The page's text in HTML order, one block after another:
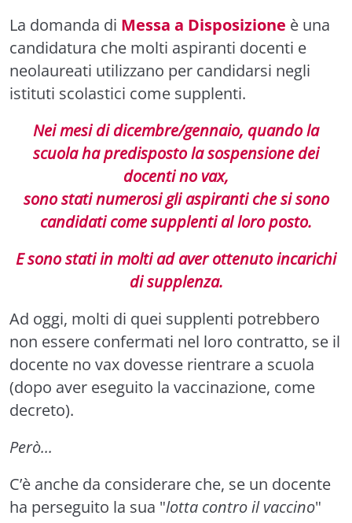
La domanda di Messa a Disposizione è una
candidatura che molti aspiranti docenti e
neolaureati utilizzano per candidarsi negli
istituti scolastici come supplenti.
Nei mesi di dicembre/gennaio, quando la
scuola ha predisposto la sospensione dei
docenti no vax,
sono stati numerosi gli aspiranti che si sono
candidati come supplenti al loro posto.
E sono stati in molti ad aver ottenuto incarichi
di supplenza.
Ad oggi, molti di quei supplenti potrebbero
non essere confermati nel loro contratto, se il
docente no vax dovesse rientrare a scuola
(dopo aver eseguito la vaccinazione, come
decreto).
Però...
C’è anche da considerare che, se un docente
ha perseguito la sua "lotta contro il vaccino"